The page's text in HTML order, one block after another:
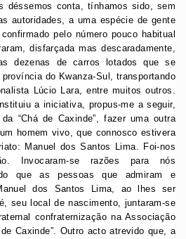
déssemos conta, tínhamos sido, sem
autoridades, a uma espécie de gente
pelo número pouco habitual
disfarçada mas descaradamente,
dezenas de carros lotados que se
do Kwanza-Sul, transportando
Lúcio Lara, entre muitos outros.
a iniciativa, propus-me a seguir,
“Chá de Caxinde”, fazer uma outra
homem vivo, que connosco estivera
Manuel dos Santos Lima. Foi-nos
Invocaram-se razões para nós
que as pessoas que admiram e
dos Santos Lima, ao lhes ser
seu local de nascimento, juntaram-se
confraternização na Associação
Caxinde”. Outro acto atrevido que, a